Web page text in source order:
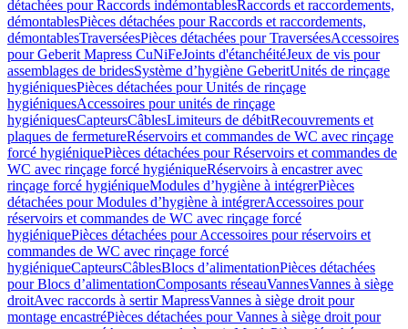
détachées pour Raccords indémontablesRaccords et raccordements,
démontablesPièces détachées pour Raccords et raccordements,
démontablesTraverséesPièces détachées pour TraverséesAccessoires
pour Geberit Mapress CuNiFeJoints d'étanchéitéJeux de vis pour
assemblages de bridesSystème d’hygiène GeberitUnités de rinçage
hygiéniquesPièces détachées pour Unités de rinçage
hygiéniquesAccessoires pour unités de rinçage
hygiéniquesCapteursCâblesLimiteurs de débitRecouvrements et
plaques de fermetureRéservoirs et commandes de WC avec rinçage
forcé hygiéniquePièces détachées pour Réservoirs et commandes de
WC avec rinçage forcé hygiéniqueRéservoirs à encastrer avec
rinçage forcé hygiéniqueModules d’hygiène à intégrerPièces
détachées pour Modules d’hygiène à intégrerAccessoires pour
réservoirs et commandes de WC avec rinçage forcé
hygiéniquePièces détachées pour Accessoires pour réservoirs et
commandes de WC avec rinçage forcé
hygiéniqueCapteursCâblesBlocs d’alimentationPièces détachées
pour Blocs d’alimentationComposants réseauVannesVannes à siège
droitAvec raccords à sertir MapressVannes à siège droit pour
montage encastréPièces détachées pour Vannes à siège droit pour